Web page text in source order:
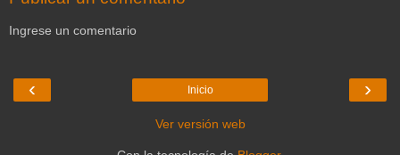
Ingrese un comentario
‹ ›
Inicio
Ver versión web